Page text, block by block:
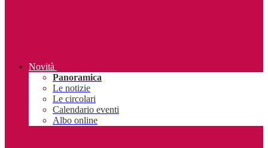
Novità
Panoramica
Le notizie
Le circolari
Calendario eventi
Albo online